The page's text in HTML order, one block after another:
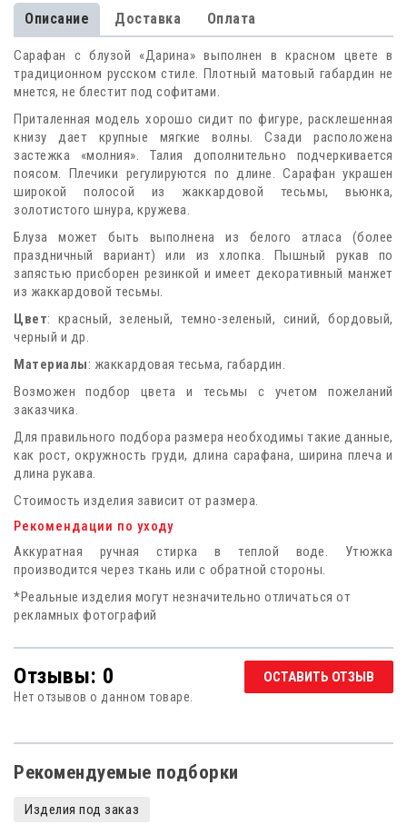
Описание Доставка Оплата
Сарафан с блузой «Дарина» выполнен в красном цвете в
традиционном русском стиле. Плотный матовый габардин не
мнется, не блестит под софитами.
Приталенная модель хорошо сидит по фигуре, расклешенная
книзу дает крупные мягкие волны. Сзади расположена
застежка «молния». Талия дополнительно подчеркивается
поясом. Плечики регулируются по длине. Сарафан украшен
широкой полосой из жаккардовой тесьмы, вьюнка,
золотистого шнура, кружева.
Блуза может быть выполнена из белого атласа (более
праздничный вариант) или из хлопка. Пышный рукав по
запястью присборен резинкой и имеет декоративный манжет
из жаккардовой тесьмы.
Цвет: красный, зеленый, темно-зеленый, синий, бордовый,
черный и др.
Материалы: жаккардовая тесьма, габардин.
Возможен подбор цвета и тесьмы с учетом пожеланий
заказчика.
Для правильного подбора размера необходимы такие данные,
как рост, окружность груди, длина сарафана, ширина плеча и
длина рукава.
Стоимость изделия зависит от размера.
Рекомендации по уходу
Аккуратная ручная стирка в теплой воде. Утюжка
производится через ткань или с обратной стороны.
*Реальные изделия могут незначительно отличаться от
рекламных фотографий
Отзывы: 0 ОСТАВИТЬ ОТЗЫВ
Нет отзывов о данном товаре.
Рекомендуемые подборки
Изделия под заказ